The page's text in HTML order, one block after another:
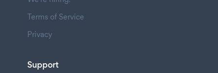
Terms of Service
Privacy
Support